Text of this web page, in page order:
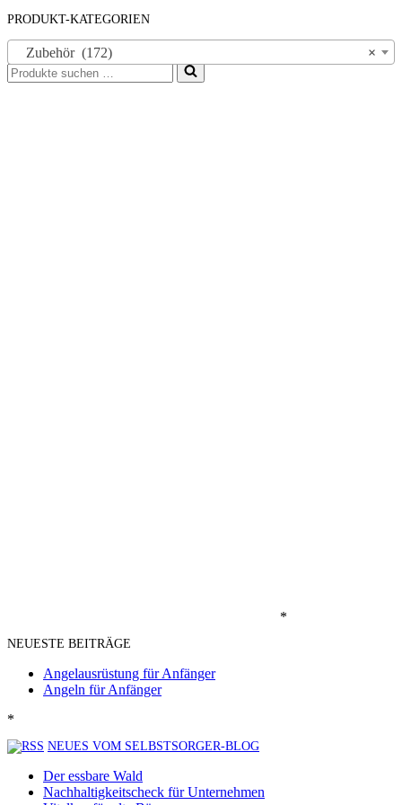
PRODUKT-KATEGORIEN
×
Zubehör (172)
Suchen
nach …
*
NEUESTE BEITRÄGE
Angelausrüstung für Anfänger
Angeln für Anfänger
*
NEUES VOM SELBSTSORGER-BLOG
Der essbare Wald
Nachhaltigkeitscheck für Unternehmen